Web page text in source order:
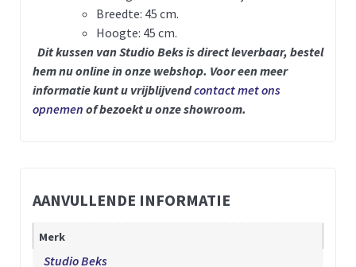
Breedte: 45 cm.
Hoogte: 45 cm.
Dit kussen van Studio Beks is direct leverbaar, bestel
hem nu online in onze webshop. Voor een meer
informatie kunt u vrijblijvendcontact met ons
opnemen of bezoekt u onze showroom.
AANVULLENDE INFORMATIE
Merk
Studio Beks